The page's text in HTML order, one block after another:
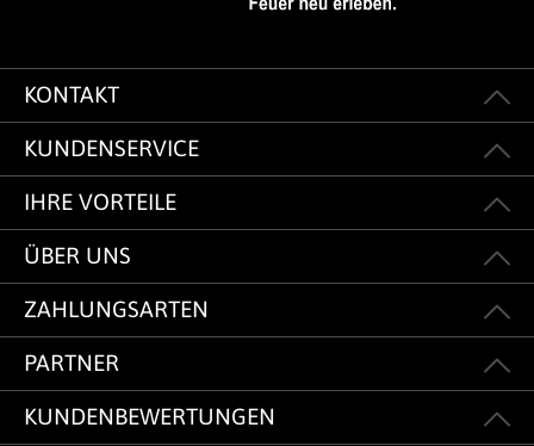
KONTAKT
KUNDENSERVICE
IHRE VORTEILE
ÜBER UNS
ZAHLUNGSARTEN
PARTNER
KUNDENBEWERTUNGEN